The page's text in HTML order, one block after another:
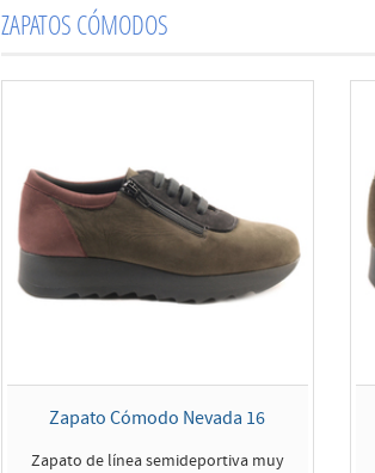
ZAPATOS CÓMODOS
Zapato Cómodo Nevada 16
Zapato de línea semideportiva muy